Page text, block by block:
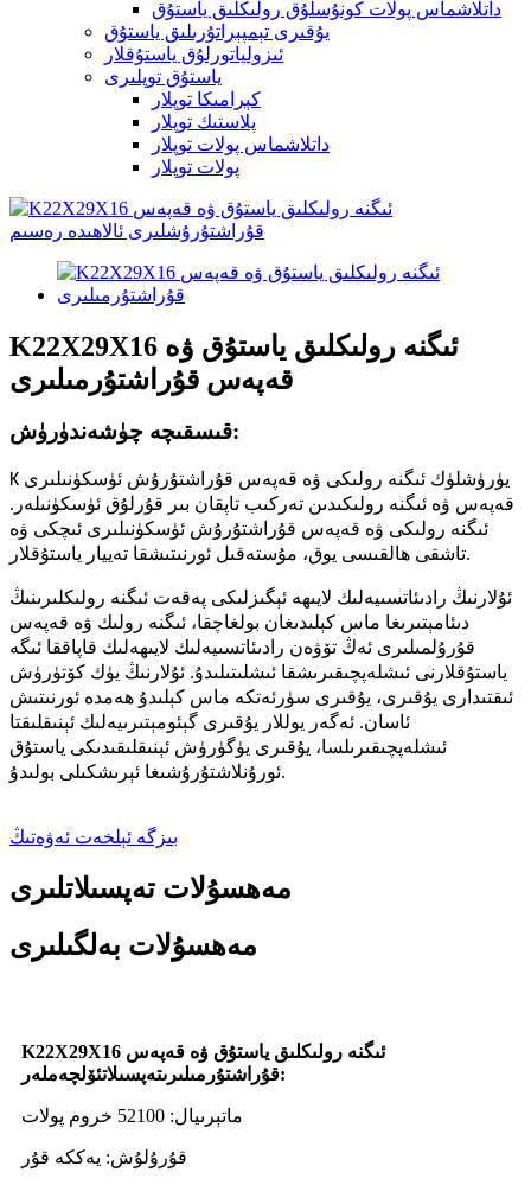
داتلاشماس پولات كونۇسلۇق رولىكلىق ياستۇق
يۇقىرى تېمپېراتۇرىلىق ياستۇق
ئىزولياتورلۇق ياستۇقلار
ياستۇق توپلىرى
كېرامىكا توپلار
پلاستىك توپلار
داتلاشماس پولات توپلار
پولات توپلار
K22X29X16 ئىگنە رولىكلىق ياستۇق ۋە
قەپەس قۇراشتۇرمىلىرى
قىسقىچە چۈشەندۈرۈش:
K يۈرۈشلۈك ئىگنە رولىكى ۋە قەپەس قۇراشتۇرۇش ئۈسكۈنىلىرى
قەپەس ۋە ئىگنە رولىكىدىن تەركىب تاپقان بىر قۇرلۇق ئۈسكۈنىلەر.
ئىگنە رولىكى ۋە قەپەس قۇراشتۇرۇش ئۈسكۈنىلىرى ئىچكى ۋە
تاشقى ھالقىسى يوق، مۇستەقىل ئورنىتىشقا تەييار ياستۇقلار.
ئۇلارنىڭ رادىئاتسىيەلىك لايىھە ئېگىزلىكى پەقەت ئىگنە رولىكلىرىنىڭ
دىئامېتىرىغا ماس كېلىدىغان بولغاچقا، ئىگنە رولىك ۋە قەپەس
قۇرۇلمىلىرى ئەڭ تۆۋەن رادىئاتسىيەلىك لايىھەلىك قاپاققا ئىگە
ياستۇقلارنى ئىشلەپچىقىرىشقا ئىشلىتىلىدۇ. ئۇلارنىڭ يۈك كۆتۈرۈش
ئىقتىدارى يۇقىرى، يۇقىرى سۈرئەتكە ماس كېلىدۇ ھەمدە ئورنىتىش
ئاسان. ئەگەر يوللار يۇقىرى گېئومېتىرىيەلىك ئېنىقلىقتا
ئىشلەپچىقىرىلسا، يۇقىرى يۈگۈرۈش ئېنىقلىقىدىكى ياستۇق
ئورۇنلاشتۇرۇشىغا ئېرىشكىلى بولىدۇ.
بىزگە ئېلخەت ئەۋەتىڭ
مەھسۇلات تەپسىلاتلىرى
مەھسۇلات بەلگىلىرى
K22X29X16 ئىگنە رولىكلىق ياستۇق ۋە قەپەس
قۇراشتۇرمىلىرىتەپسىلات ئۆلچەملەر:
ماتېرىيال: 52100 خروم پولات
قۇرۇلۇش: يەككە قۇر